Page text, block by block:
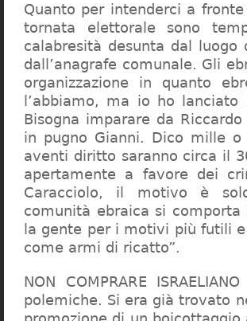
Quanto per intenderci a
tornata elettorale sono
calabresità desunta dal
dall’anagrafe comunale. Gli
organizzazione in quanto
l’abbiamo, ma io ho
Bisogna imparare da
in pugno Gianni. Dico mille
aventi diritto saranno circa il
apertamente a favore dei
Caracciolo, il motivo è
comunità ebraica si
la gente per i motivi più futili
come armi di ricatto”.
NON COMPRARE
polemiche. Si era già trovato